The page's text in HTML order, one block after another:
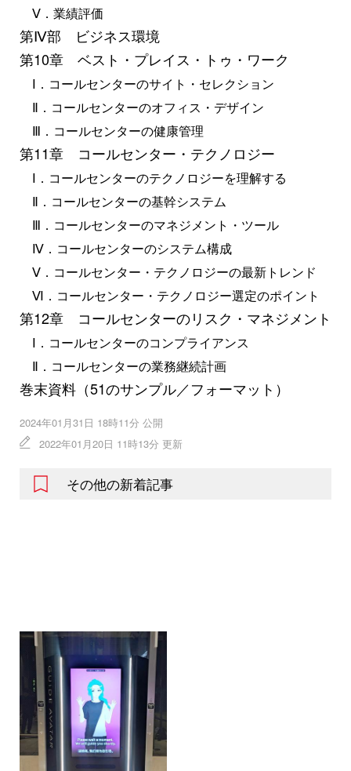
Ⅴ．業績評価
第Ⅳ部 ビジネス環境
第10章 ベスト・プレイス・トゥ・ワーク
Ⅰ．コールセンターのサイト・セレクション
Ⅱ．コールセンターのオフィス・デザイン
Ⅲ．コールセンターの健康管理
第11章 コールセンター・テクノロジー
Ⅰ．コールセンターのテクノロジーを理解する
Ⅱ．コールセンターの基幹システム
Ⅲ．コールセンターのマネジメント・ツール
Ⅳ．コールセンターのシステム構成
Ⅴ．コールセンター・テクノロジーの最新トレンド
Ⅵ．コールセンター・テクノロジー選定のポイント
第12章 コールセンターのリスク・マネジメント
Ⅰ．コールセンターのコンプライアンス
Ⅱ．コールセンターの業務継続計画
巻末資料（51のサンプル／フォーマット）
2024年01月31日 18時11分 公開
2022年01月20日 11時13分 更新
その他の新着記事